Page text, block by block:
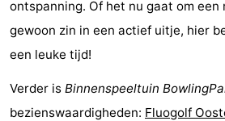
Wandelen
-
Paardrijden
-
Golfbanen
ontspanning. Of het nu gaat om
gewoon zin in een actief uitje, hier
een leuke tijd!
Verder is Binnenspeeltuin
bezienswaardigheden: Fluogolf